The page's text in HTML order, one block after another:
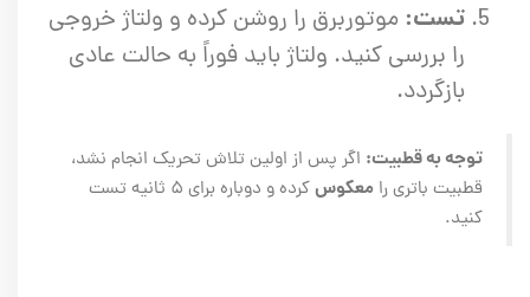
تست: موتوربرق را روشن کرده و ولتاژ خروجی
را بررسی کنید. ولتاژ باید فوراً به حالت عادی
بازگردد.
توجه به قطبیت: اگر پس از اولین تلاش تحریک انجام نشد،
قطبیت باتری را معکوس
کرده و دوباره برای ۵ ثانیه تست
کنید.